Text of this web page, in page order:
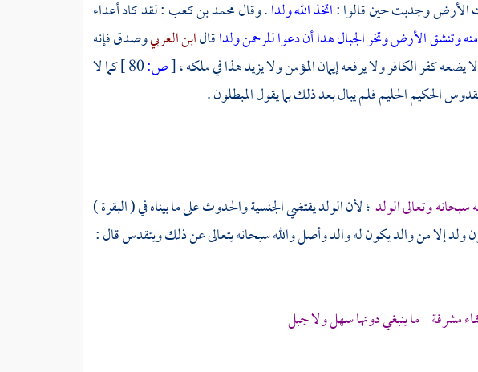
الأرض وجدبت حين قالوا :اتخذ الله ولدا. وقالمحمد بن كعب: لقد كاد أعداء
وتنشق الأرض وتخر الجبال هدا أن دعوا للرحمن ولداقالابن العربيوصدق فإنه
كفر الكافر ولا يرفعه إيمان المؤمن ولا يزيد هذا في ملكه ،[ص:80 ]
كما لا
الحكيم الحليم فلم يبال بعد ذلك بما يقول المبطلون .
وتعالى الولد؛ لأن الولد يقتضي الجنسية والحدوث على ما بيناه في ( البقرة )
ولد إلا من والد يكون له والد وأصل والله سبحانه يتعالى عن ذلك ويتقدس قال :
مشرفة ما ينبغي دونها سهل ولا جبل